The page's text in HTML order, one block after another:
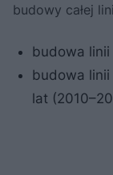
budowy całej
budowa linii
budowa
lat